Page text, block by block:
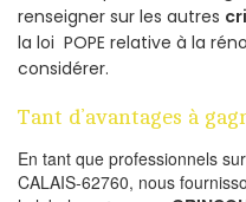
renseigner sur les autres
la loi POPE relative à la
considérer.
Tant d’avantages à
En tant que professionnels
CALAIS-62760, nous